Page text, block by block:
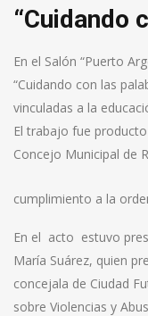
“Cuidando
En el Salón “Puerto
“Cuidando con las
vinculadas a la
El trabajo fue
Concejo Municipal de
cumplimiento a la
En el acto estuvo
María Suárez, quien
concejala de Ciudad
sobre Violencias y